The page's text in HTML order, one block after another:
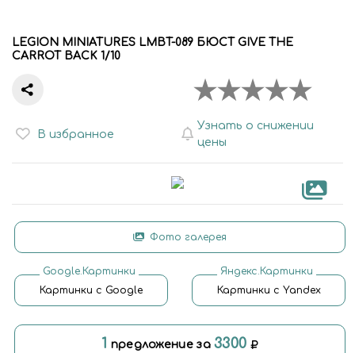
LEGION MINIATURES LMBT-089 БЮСТ GIVE THE
CARROT BACK 1/10
В избранное
Узнать о снижении
цены
Фото галерея
Google.Картинки
Картинки с Google
Яндекс.Картинки
Картинки с Yandex
1 предложение за3300